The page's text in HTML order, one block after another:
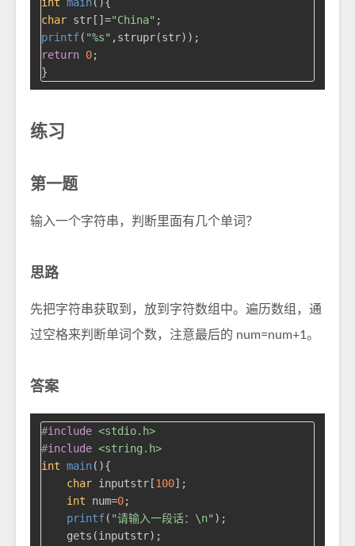
char str[]="China"
printf( "%s"
return 0;
练习
第一题
输入一个字符串，判断里面有几个单词？
思路
先把字符串获取到，放到字符数组中。遍历数组，通
过空格来判断单词个数，注意最后的 num=num+1。
答案
#include <stdio.h>
#include <string.h>
int main(){
char inputstr[100];
int num=0;
printf( "请输入一段话：\n" );
    gets(inputstr);